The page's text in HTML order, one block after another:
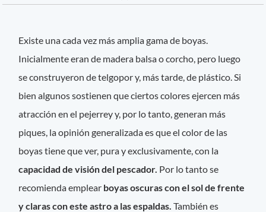
Existe una cada vez más amplia gama de boyas.
Inicialmente eran de madera balsa o corcho, pero luego
se construyeron de telgopor y, más tarde, de plástico. Si
bien algunos sostienen que ciertos colores ejercen más
atracción en el pejerrey y, por lo tanto, generan más
piques, la opinión generalizada es que el color de las
boyas tiene que ver, pura y exclusivamente, con la
capacidad de visión del pescador. Por lo tanto se
recomienda emplear boyas oscuras con el sol de frente
y claras con este astro a las espaldas. También es